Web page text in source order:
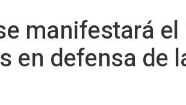
manifestará
en defensa de